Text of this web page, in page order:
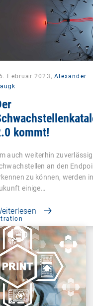
Februar 2023,Alexander
kommt!
auch weiterhin zuverlässig
an den
zu können, werden in
einige…